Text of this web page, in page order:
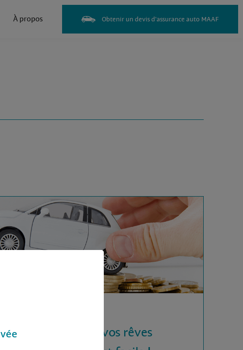
À propos Obtenir un devis d'assurance auto MAAF
la voiture de vos rêves